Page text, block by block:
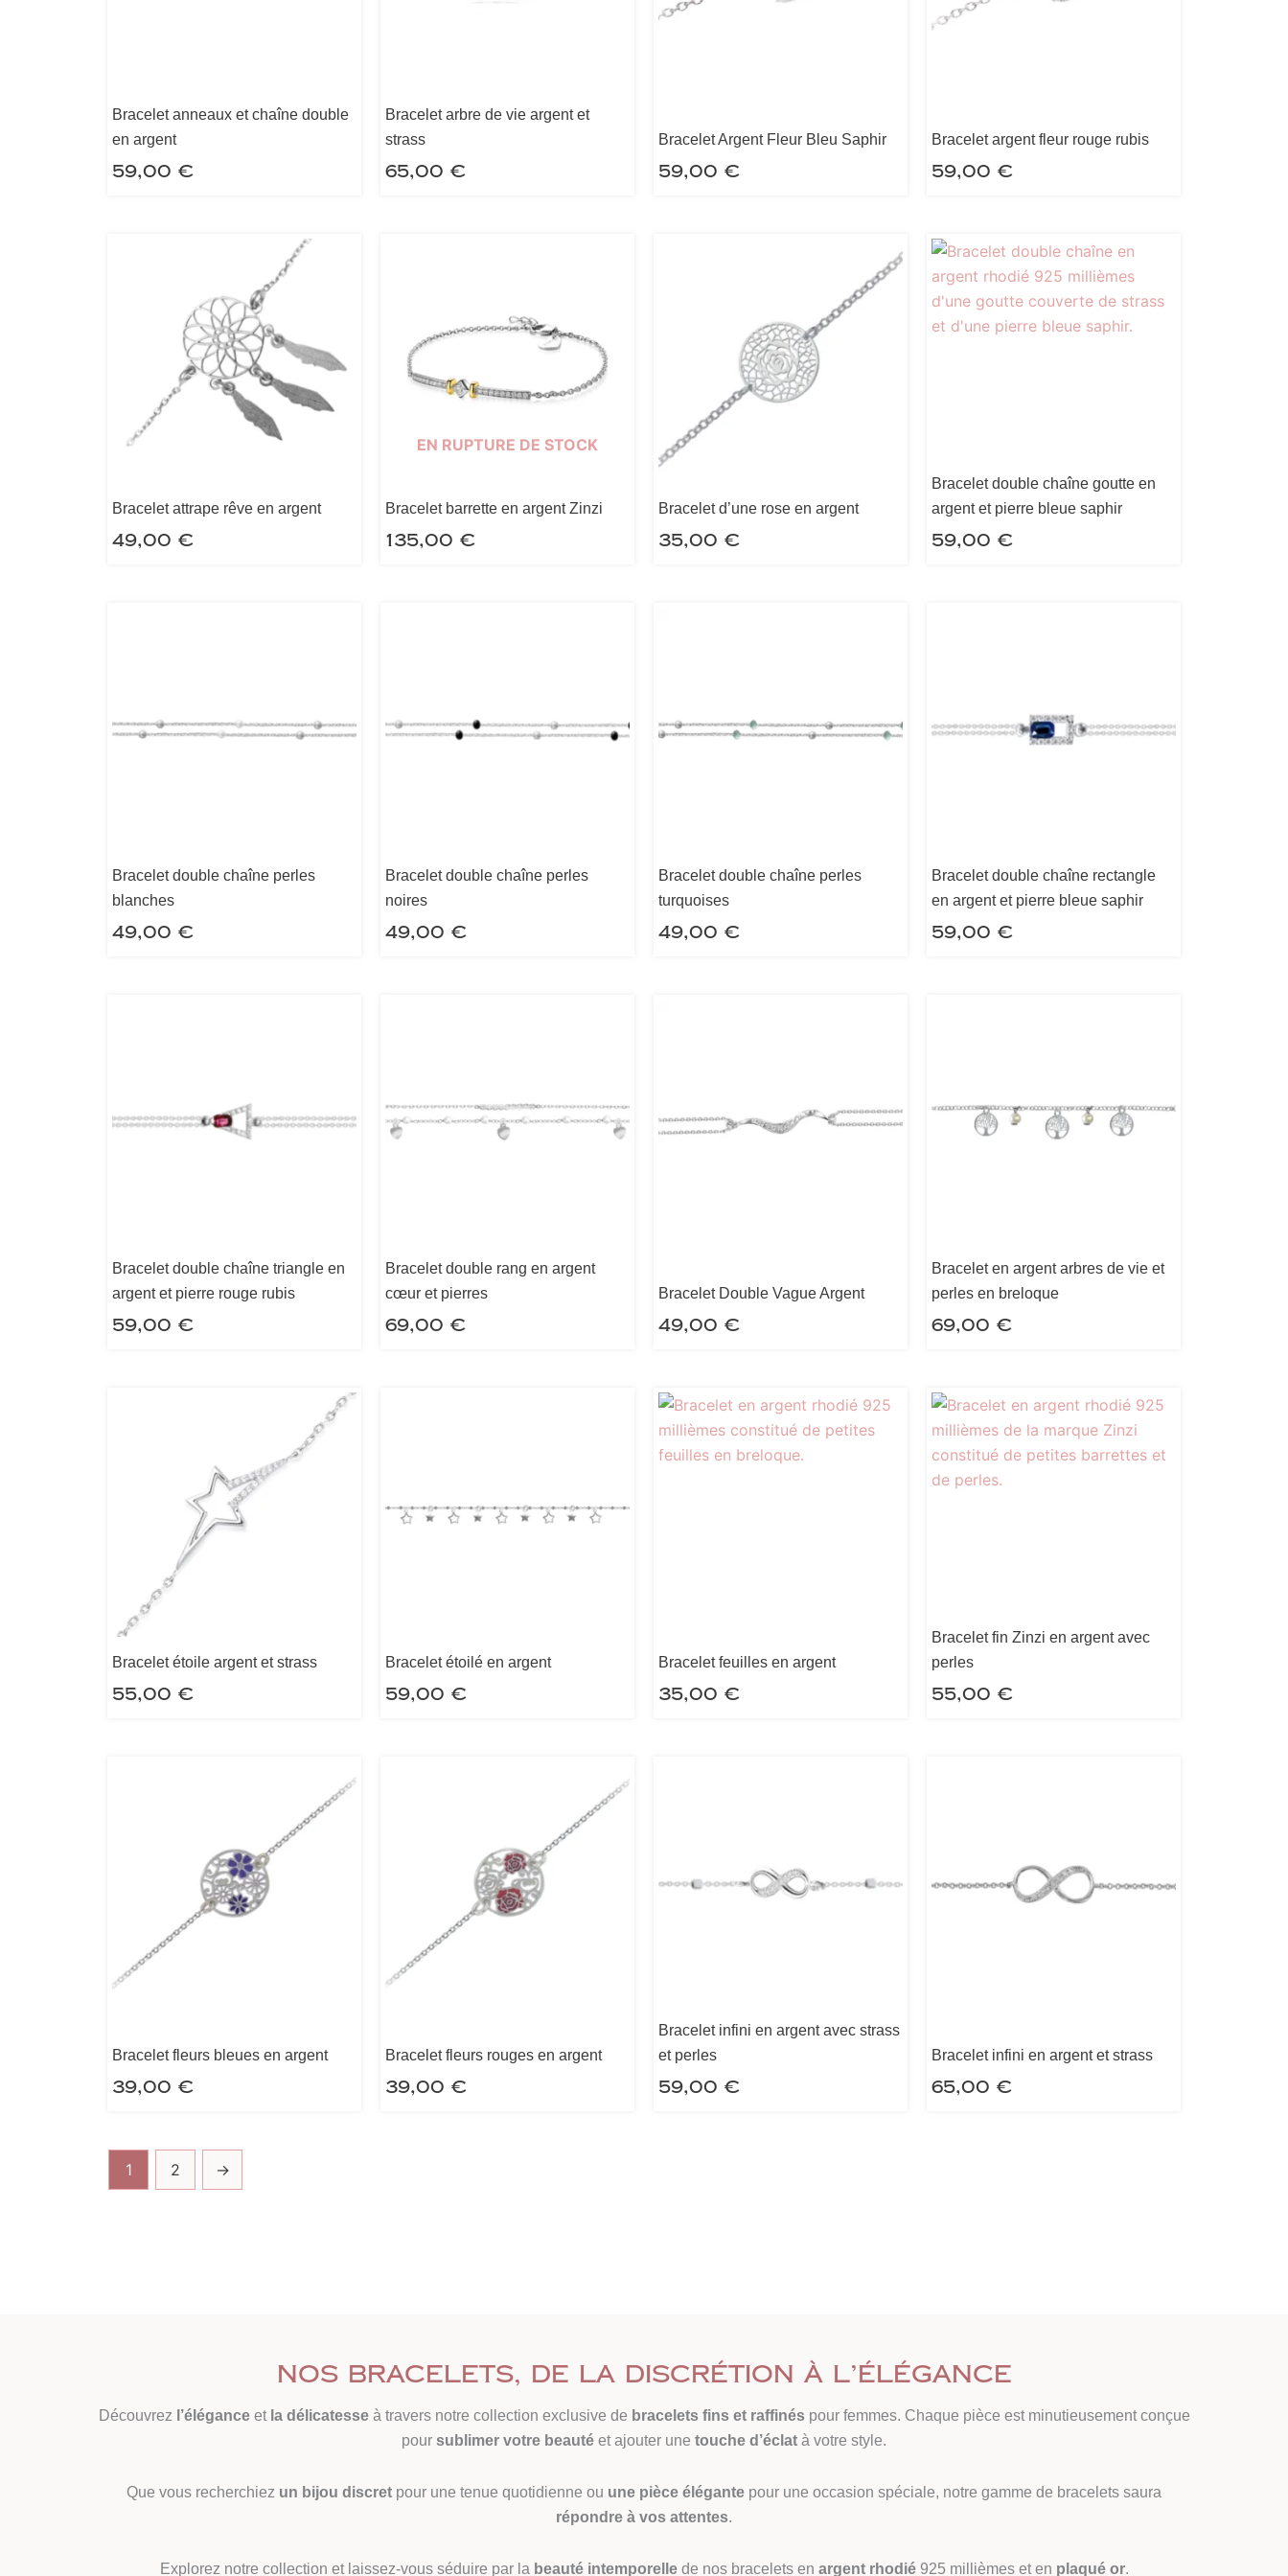
Bracelet anneaux et chaîne double
en argent
59,00 €
Bracelet arbre de vie argent et
strass
65,00 €
Bracelet Argent Fleur Bleu Saphir
59,00 €
Bracelet argent fleur rouge rubis
59,00 €
Bracelet attrape rêve en argent
49,00 €
EN RUPTURE DE STOCK
Bracelet barrette en argent Zinzi
135,00 €
Bracelet d’une rose en argent
35,00 €
Bracelet double chaîne goutte en
argent et pierre bleue saphir
59,00 €
Bracelet double chaîne perles
blanches
49,00 €
Bracelet double chaîne perles
noires
49,00 €
Bracelet double chaîne perles
turquoises
49,00 €
Bracelet double chaîne rectangle
en argent et pierre bleue saphir
59,00 €
Bracelet double chaîne triangle en
argent et pierre rouge rubis
59,00 €
Bracelet double rang en argent
cœur et pierres
69,00 €
Bracelet Double Vague Argent
49,00 €
Bracelet en argent arbres de vie et
perles en breloque
69,00 €
Bracelet étoile argent et strass
55,00 €
Bracelet étoilé en argent
59,00 €
Bracelet feuilles en argent
35,00 €
Bracelet fin Zinzi en argent avec
perles
55,00 €
Bracelet fleurs bleues en argent
39,00 €
Bracelet fleurs rouges en argent
39,00 €
Bracelet infini en argent avec strass
et perles
59,00 €
Bracelet infini en argent et strass
65,00 €
1 2 →
Nos bracelets, de la discrétion à l’élégance
Découvrez l’éléganceet la délicatesseà travers notre collection exclusive de bracelets fins et raffinéspour femmes. Chaque pièce est minutieusement conçue
pour sublimer votre beauté et ajouter une touche d’éclat à votre style.
Que vous recherchiez un bijou discret pour une tenue quotidienne ou une pièce élégante pour une occasion spéciale, notre gamme de bracelets saura
répondre à vos attentes.
Explorez notre collection et laissez-vous séduire par la beauté intemporellede nos bracelets en argent rhodié925 millièmes et en plaqué or.